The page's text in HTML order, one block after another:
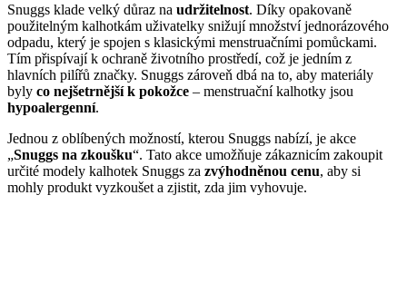
Snuggs klade velký důraz na udržitelnost. Díky opakovaně
použitelným kalhotkám uživatelky snižují množství jednorázového
odpadu, který je spojen s klasickými menstruačními pomůckami.
Tím přispívají k ochraně životního prostředí, což je jedním z
hlavních pilířů značky. Snuggs zároveň dbá na to, aby materiály
byly co nejšetrnější k pokožce – menstruační kalhotky jsou
hypoalergenní.
Jednou z oblíbených možností, kterou Snuggs nabízí, je akce
„Snuggs na zkoušku“. Tato akce umožňuje zákaznicím zakoupit
určité modely kalhotek Snuggs za zvýhodněnou cenu, aby si
mohly produkt vyzkoušet a zjistit, zda jim vyhovuje.